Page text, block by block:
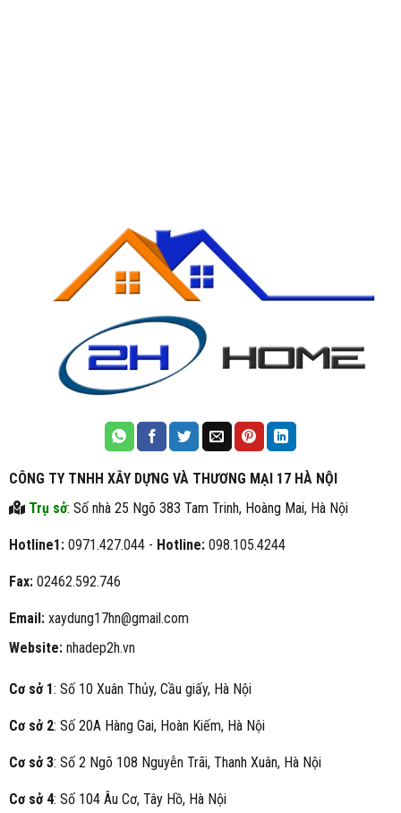
CÔNG TY TNHH XÂY DỰNG VÀ THƯƠNG MẠI 17 HÀ NỘI
Trụ sở: Số nhà 25 Ngõ 383 Tam Trinh, Hoàng Mai, Hà Nội
Hotline1:0971.427.044 - Hotline:098.105.4244
Fax:02462.592.746
Email:xaydung17hn@gmail.com
Website:nhadep2h.vn
Cơ sở 1: Số 10 Xuân Thủy, Cầu giấy, Hà Nội
Cơ sở 2: Số 20A Hàng Gai, Hoàn Kiếm, Hà Nội
Cơ sở 3: Số 2 Ngõ 108 Nguyễn Trãi, Thanh Xuân, Hà Nội
Cơ sở 4: Số 104 Âu Cơ, Tây Hồ, Hà Nội